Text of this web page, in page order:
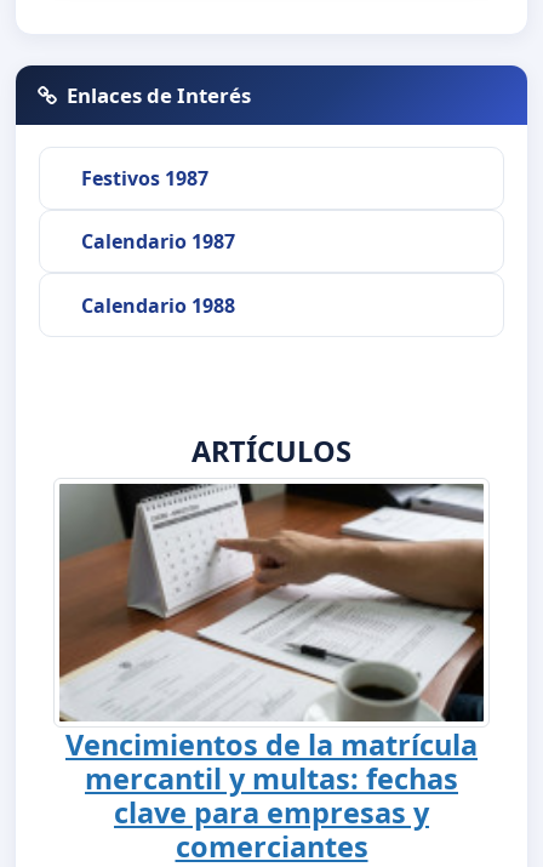
Enlaces de Interés
Festivos 1987
Calendario 1987
Calendario 1988
ARTÍCULOS
Vencimientos de la matrícula
mercantil y multas: fechas
clave para empresas y
comerciantes